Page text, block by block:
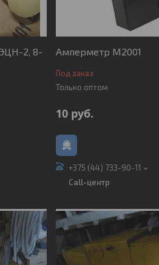
2, 8-
Амперметр М2001
Под заказ
Только оптом
10 руб.
+375 (44) 733-90-11
Call-центр